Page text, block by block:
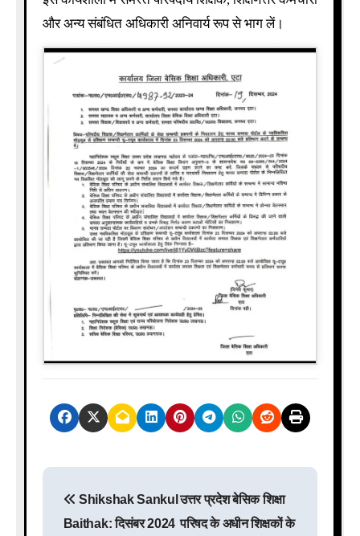
और अन्य संबंधित अधिकारी अनिवार्य रूप से भाग लें।
Shikshak Sankul
Baithak: दिसंबर 2024
उत्तर प्रदेश बेसिक शिक्षा
परिषद के अधीन शिक्षकों के